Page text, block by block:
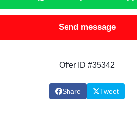
Send message
Offer ID #35342
Share Tweet